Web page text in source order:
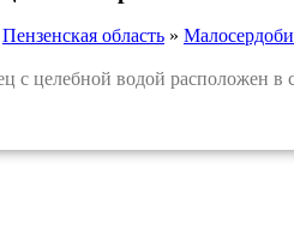
Пензенская область»
с целебной водой расположен в